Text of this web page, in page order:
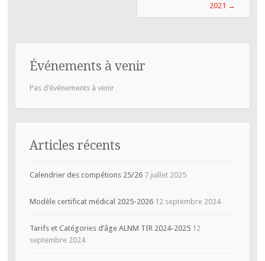
2021 →
Événements à venir
Pas d’événements à venir
Articles récents
Calendrier des compétions 25/26 7 juillet 2025
Modèle certificat médical 2025-2026 12 septembre 2024
Tarifs et Catégories d’âge ALNM TIR 2024-2025 12
septembre 2024